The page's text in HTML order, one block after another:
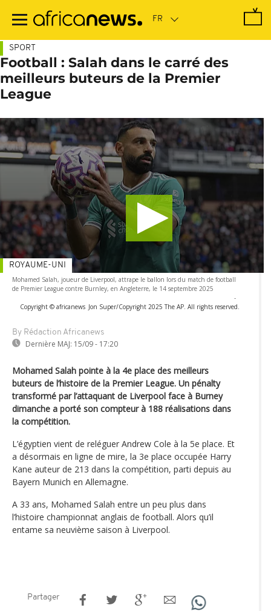
contenu
SPORT
Football : Salah dans le carré des
meilleurs buteurs de la Premier
League
Mohamed Salah, joueur de Liverpool, attrape le ballon lors du match de football
de Premier League contre Burnley, en Angleterre, le 14 septembre 2025
-
Copyright © africanews Jon Super/Copyright 2025 The AP. All rights reserved.
By Rédaction Africanews
Dernière MAJ: 15/09 - 17:20
ROYAUME-UNI
Mohamed Salah pointe à la 4e place des meilleurs
buteurs de l’histoire de la Premier League. Un pénalty
transformé par l’attaquant de Liverpool face à Burney
dimanche a porté son compteur à 188 réalisations dans
la compétition.
L’égyptien vient de reléguer Andrew Cole à la 5e place. Et
a désormais en ligne de mire, la 3e place occupée Harry
Kane auteur de 213 dans la compétition, parti depuis au
Bayern Munich en Allemagne.
A 33 ans, Mohamed Salah entre un peu plus dans
l’histoire championnat anglais de football. Alors qu’il
entame sa neuvième saison à Liverpool.
Partager